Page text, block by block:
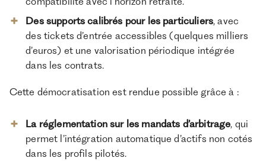
Des supports calibrés pour les particuliers, avec
des tickets d’entrée accessibles (quelques milliers
d’euros) et une valorisation périodique intégrée
dans les contrats.
Cette démocratisation est rendue possible grâce à :
La réglementation sur les mandats d’arbitrage, qui
permet l’intégration automatique d’actifs non cotés
dans les profils pilotés.